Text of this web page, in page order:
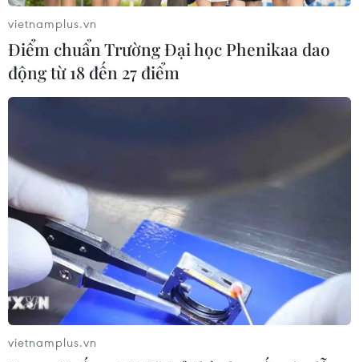
Phía Nam châu Phi tăng cường phối
hợp ngăn chặn dịch Ebola
Điều gì tạo nên niềm tin khi lựa chọn
dinh dưỡng đầu đời cho trẻ?
18/07/2026 01:00
Phân bổ ngân sách chăm sóc sức
khỏe và dân số: Ưu tiên các địa bàn
khó khăn
17/07/2026 22:30
vietnamplus.vn
Điểm chuẩn Trường Đại học Phenikaa dao
động từ 18 đến 27 điểm
vietnamplus.vn